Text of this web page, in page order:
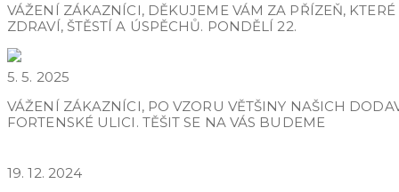
VÁŽENÍ ZÁKAZNÍCI, DĚKUJEME VÁM ZA PŘÍZEŇ,
ZDRAVÍ, ŠTĚSTÍ A ÚSPĚCHŮ. PONDĚLÍ 22.
5. 5. 2025
VÁŽENÍ ZÁKAZNÍCI, PO VZORU VĚTŠINY NAŠICH
FORTENSKÉ ULICI. TĚŠIT SE NA VÁS BUDEME
19. 12. 2024